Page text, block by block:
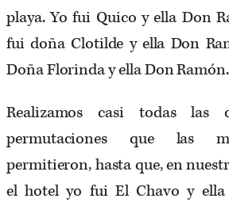
playa. Yo fui Quico y ella Don
fui doña Clotilde y ella Don
Doña Florinda y ella Don Ramón.
Realizamos casi todas las
permutaciones que las
permitieron, hasta que, en
el hotel yo fui El Chavo y ella